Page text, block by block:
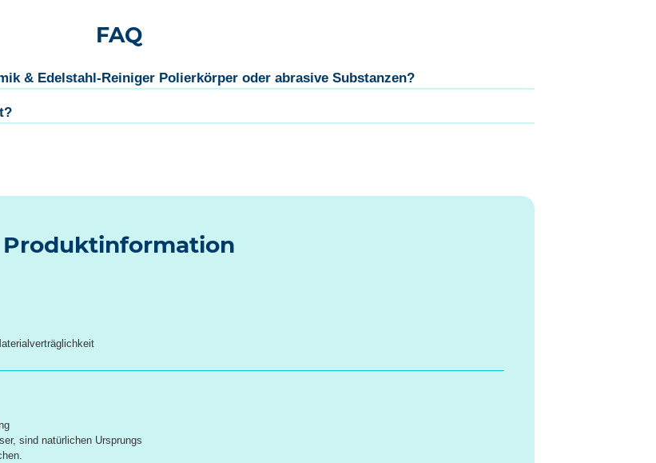
FAQ
& Edelstahl-Reiniger Polierkörper oder abrasive Substanzen?
Produktinformation
sind natürlichen Ursprungs